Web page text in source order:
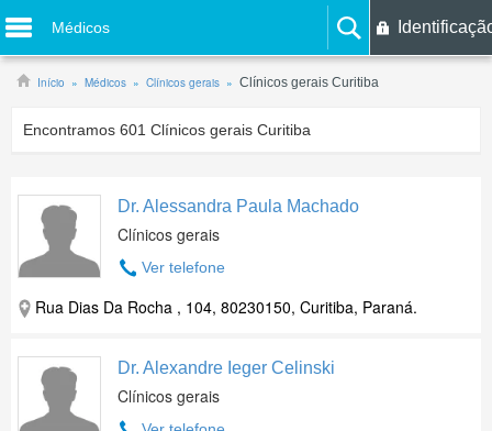
Médicos
Início Médicos Clínicos gerais Clínicos gerais Curitiba
Encontramos 601 Clínicos gerais Curitiba
Dr. Alessandra Paula Machado
Clínicos gerais
Ver telefone
Rua Dias Da Rocha , 104, 80230150, Curitiba, Paraná.
Dr. Alexandre Ieger Celinski
Clínicos gerais